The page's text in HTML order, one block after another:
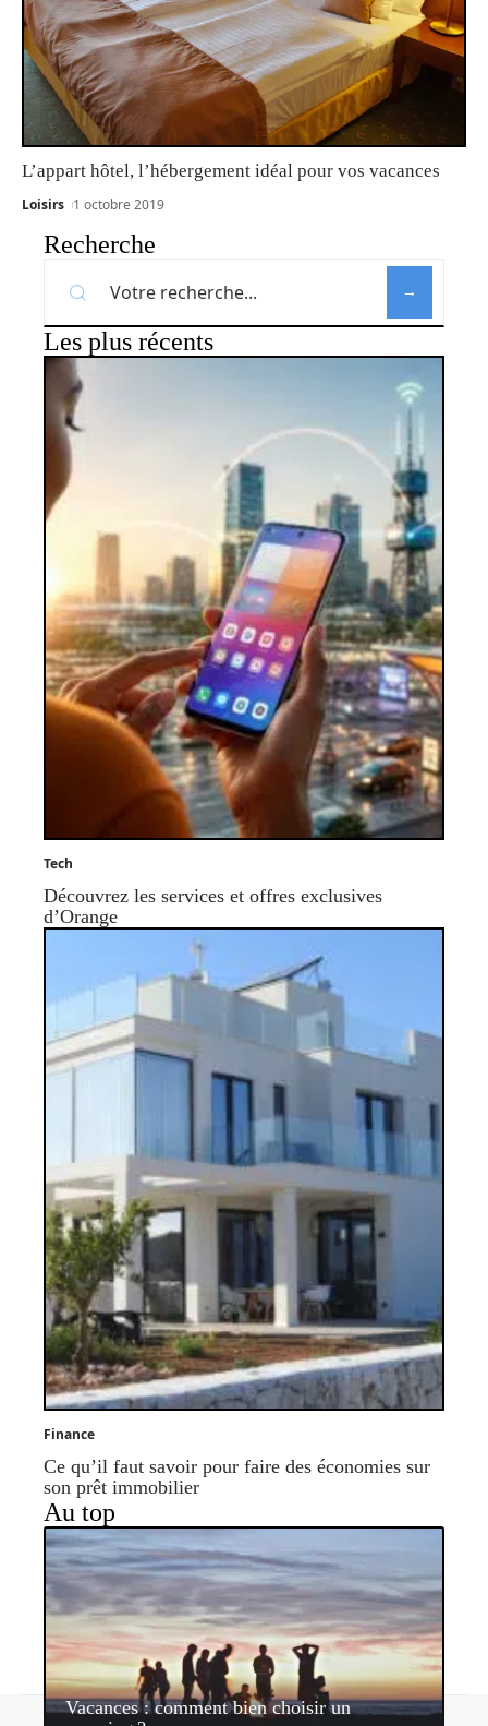
L’appart hôtel, l’hébergement idéal pour vos vacances
Loisirs 1 octobre 2019
Recherche
Les plus récents
Tech
Découvrez les services et offres exclusives
d’Orange
Finance
Ce qu’il faut savoir pour faire des économies sur
son prêt immobilier
Au top
Vacances : comment bien choisir un